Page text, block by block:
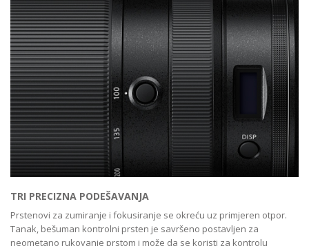
TRI PRECIZNA PODEŠAVANJA
Prstenovi za zumiranje i fokusiranje se okreću uz primjeren otpor.
Tanak, bešuman kontrolni prsten je savršeno postavljen za
neometano rukovanje prstom i može da se koristi za kontrolu